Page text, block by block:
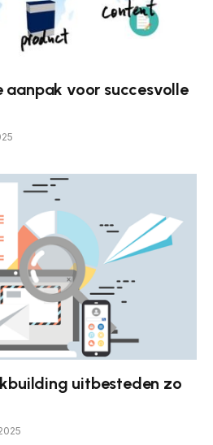
aanpak voor succesvolle
uitbesteden zo